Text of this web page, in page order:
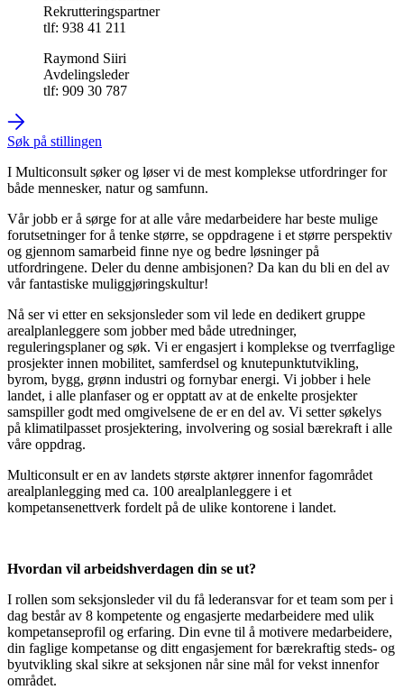
Rekrutteringspartner
tlf: 938 41 211
Raymond Siiri
Avdelingsleder
tlf: 909 30 787
Søk på stillingen
I Multiconsult søker og løser vi de mest komplekse utfordringer for
både mennesker, natur og samfunn.
Vår jobb er å sørge for at alle våre medarbeidere har beste mulige
forutsetninger for å tenke større, se oppdragene i et større perspektiv
og gjennom samarbeid finne nye og bedre løsninger på
utfordringene. Deler du denne ambisjonen? Da kan du bli en del av
vår fantastiske muliggjøringskultur!
Nå ser vi etter en seksjonsleder som vil lede en dedikert gruppe
arealplanleggere som jobber med både utredninger,
reguleringsplaner og søk. Vi er engasjert i komplekse og tverrfaglige
prosjekter innen mobilitet, samferdsel og knutepunktutvikling,
byrom, bygg, grønn industri og fornybar energi. Vi jobber i hele
landet, i alle planfaser og er opptatt av at de enkelte prosjekter
samspiller godt med omgivelsene de er en del av. Vi setter søkelys
på klimatilpasset prosjektering, involvering og sosial bærekraft i alle
våre oppdrag.
Multiconsult er en av landets største aktører innenfor fagområdet
arealplanlegging med ca. 100 arealplanleggere i et
kompetansenettverk fordelt på de ulike kontorene i landet.
Hvordan vil arbeidshverdagen din se ut?
I rollen som seksjonsleder vil du få lederansvar for et team som per i
dag består av 8 kompetente og engasjerte medarbeidere med ulik
kompetanseprofil og erfaring. Din evne til å motivere medarbeidere,
din faglige kompetanse og ditt engasjement for bærekraftig steds- og
byutvikling skal sikre at seksjonen når sine mål for vekst innenfor
området.